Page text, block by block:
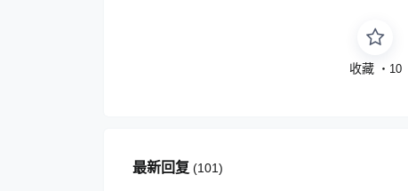
收藏 ・ 10
最新回复 (101)